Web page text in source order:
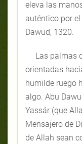
eleva las
auténtico por
Dawud, 1320.
Las palmas
orientadas
humilde ruego
algo. Abu
Yassár (que
Mensajero de
de Allah sean